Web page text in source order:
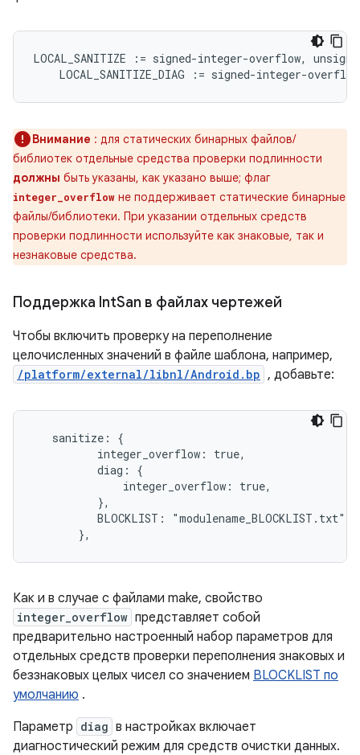
LOCAL_SANITIZE := signed-integer-overflow,
LOCAL_SANITIZE_DIAG
:= signed-integer-overflow
Внимание : для статических бинарных файлов/
библиотек отдельные средства проверки подлинности
должны быть указаны, как указано выше; флаг
integer_overflow не поддерживает статические бинарные
файлы/библиотеки. При указании отдельных средств
проверки подлинности используйте как знаковые, так и
незнаковые средства.
Поддержка IntSan в файлах чертежей
Чтобы включить проверку на переполнение
целочисленных значений в файле шаблона, например,
/platform/external/libnl/Android.bp , добавьте:
   sanitize: {
          integer_overflow: true,
          diag: {
              integer_overflow: true,
          },
          BLOCKLIST: "modulename_BLOCKLIST.txt",
       },
Как и в случае с файлами make, свойство
integer_overflow представляет собой
предварительно настроенный набор параметров для
отдельных средств проверки переполнения знаковых и
беззнаковых целых чисел со значением BLOCKLIST по
умолчанию .
Параметр diag в настройках включает
диагностический режим для средств очистки данных.